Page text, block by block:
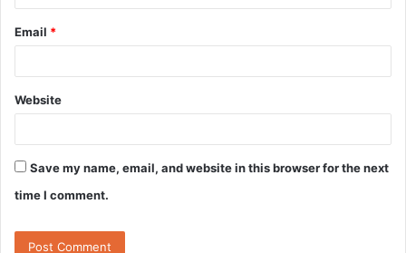
Email *
Website
Save my name, email, and website in this browser for the next
time I comment.